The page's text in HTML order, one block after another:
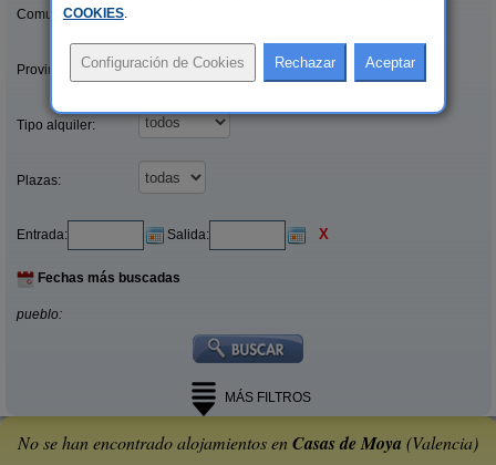
Comunidades:
Provincias/Islas:
Tipo alquiler:
Plazas:
Entrada: Salida: X
Fechas más buscadas
pueblo:
MÁS FILTROS
No se han encontrado alojamientos enCasas de Moya (Valencia)
COOKIES.